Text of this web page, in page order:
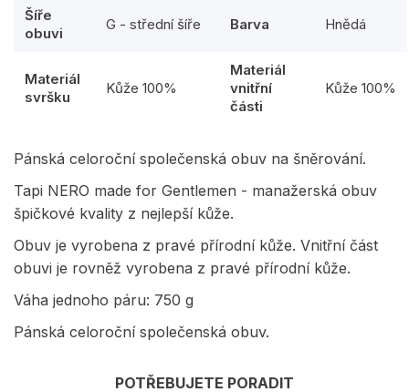
Šíře
obuvi
G - střední šíře Barva Hnědá
Materiál
svršku
Kůže 100%
Materiál
vnitřní
části
Kůže 100%
Pánská celoroční společenská obuv na šněrování.
Tapi NERO made for Gentlemen - manažerská obuv
špičkové kvality z nejlepší kůže.
Obuv je vyrobena z pravé přírodní kůže. Vnitřní část
obuvi je rovněž vyrobena z pravé přírodní kůže.
Váha jednoho páru: 750 g
Pánská celoroční společenská obuv.
POTŘEBUJETE PORADIT